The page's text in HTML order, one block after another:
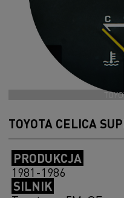
TOYOTA CELICA
PRODUKCJA
1981-1986
SILNIK